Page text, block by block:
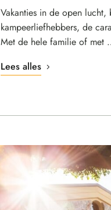
Vakanties in de open
kampeerliefhebbers, de
Met de hele familie of met
Lees alles